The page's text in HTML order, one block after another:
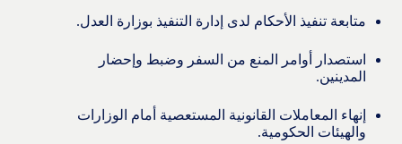
متابعة تنفيذ الأحكام لدى إدارة التنفيذ بوزارة العدل.
استصدار أوامر المنع من السفر وضبط وإحضار
المدينين.
إنهاء المعاملات القانونية المستعصية أمام الوزارات
والهيئات الحكومية.